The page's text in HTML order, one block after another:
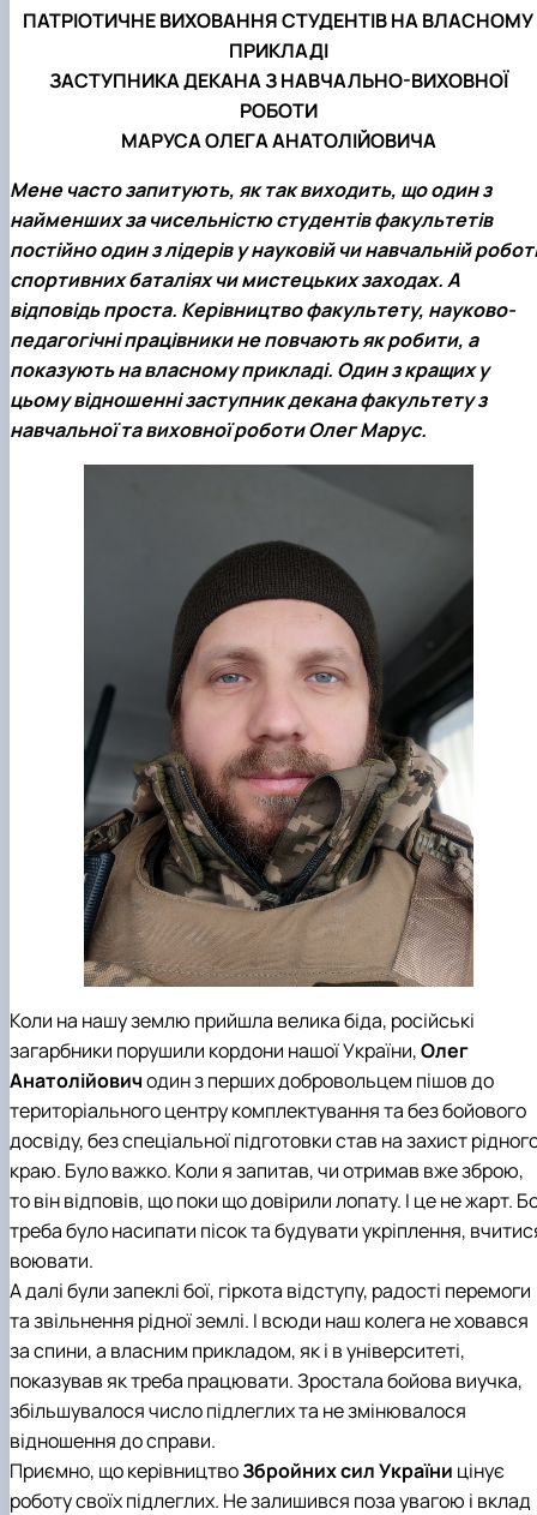
ПАТРІОТИЧНЕ ВИХОВАННЯ СТУДЕНТІВ НА ВЛАСНОМУ
ПРИКЛАДІ
ЗАСТУПНИКА ДЕКАНА З НАВЧАЛЬНО-ВИХОВНОЇ
РОБОТИ
МАРУСА ОЛЕГА АНАТОЛІЙОВИЧА
Мене часто запитують, як так виходить, що один з
найменших за чисельністю студентів факультетів
постійно один з лідерів у науковій чи навчальній
спортивних баталіях чи мистецьких заходах. А
відповідь проста. Керівництво факультету, науково-
педагогічні працівники не повчають як робити, а
показують на власному прикладі. Один з кращих у
цьому відношенні заступник декана факультету з
навчальної та виховної роботи Олег Марус.
Коли на нашу землю прийшла велика біда, російські
загарбники порушили кордони нашої України,Олег
Анатолійовичодин з перших добровольцем пішов до
територіального центру комплектування та без бойового
досвіду, без спеціальної підготовки став на захист
краю. Було важко. Коли я запитав, чи отримав вже зброю,
то він відповів, що поки що довірили лопату. І це не жарт.
треба було насипати пісок та будувати укріплення,
воювати.
А далі були запеклі бої, гіркота відступу, радості перемоги
та звільнення рідної землі. І всюди наш колега не ховався
за спини, а власним прикладом, як і в університеті,
показував як треба працювати. Зростала бойова виучка,
збільшувалося число підлеглих та не змінювалося
відношення до справи.
Приємно, що керівництвоЗбройних сил України цінує
роботу своїх підлеглих. Не залишився поза увагою і вклад